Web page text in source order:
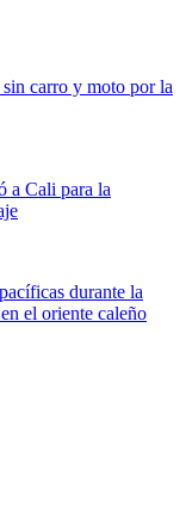
carro y moto por la
a Cali para la
durante la
el oriente caleño